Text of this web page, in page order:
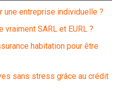
une entreprise individuelle ?
SARL et EURL ?
habitation pour être
sans stress grâce au crédit